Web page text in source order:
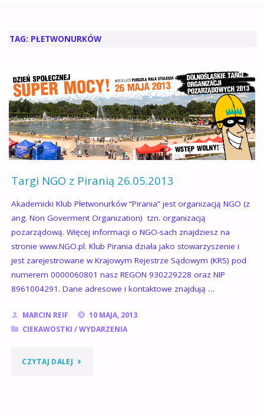
TAG: PŁETWONURKÓW
Targi NGO z Piranią 26.05.2013
Akademicki Klub Płetwonurków “Pirania” jest organizacją NGO (z
ang. Non Goverment Organization) tzn. organizacją
pozarządową. Więcej informacji o NGO-sach znajdziesz na
stronie www.NGO.pl. Klub Pirania działa jako stowarzyszenie i
jest zarejestrowane w Krajowym Rejestrze Sądowym (KRS) pod
numerem 0000060801 nasz REGON 930229228 oraz NIP
8961004291. Dane adresowe i kontaktowe znajdują …
MARCIN REIF
10 MAJA, 2013
CIEKAWOSTKI /WYDARZENIA
CZYTAJ DALEJ"TARGI